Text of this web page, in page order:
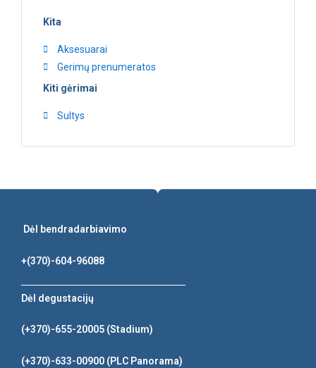
Kita
Aksesuarai
Gerimų prenumeratos
Kiti gėrimai
Sultys
Dėl bendradarbiavimo
+(370)-604-96088
Dėl degustacijų
(+370)-655-20005 (Stadium)
(+370)-633-00900 (PLC Panorama)